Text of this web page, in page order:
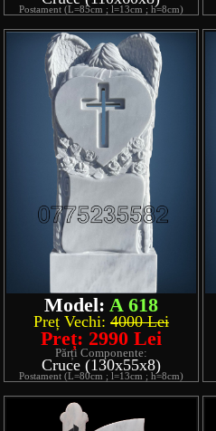
Postament (L=85cm ; l=13cm ; h=8cm)
Model: A 618
Preț Vechi: 4000 Lei
Preț: 2990 Lei
Părți Componente:
Cruce (130x55x8)
Postament (L=80cm ; l=13cm ; h=8cm)